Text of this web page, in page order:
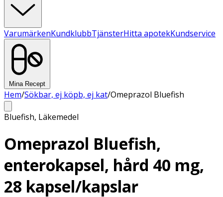
VarumärkenKundklubbTjänsterHitta apotekKundservice
Mina Recept
Hem/Sökbar, ej köpb, ej kat/Omeprazol Bluefish
Bluefish, Läkemedel
Omeprazol Bluefish,
enterokapsel, hård 40 mg,
28 kapsel/kapslar